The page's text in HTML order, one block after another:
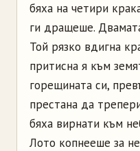
бяха на четири
ги дращеше.
Той рязко вдигна
притисна я към
горещината си,
престана да
бяха вирнати към
Лото копнееше за